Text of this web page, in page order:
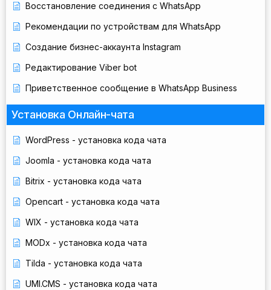
Восстановление соединения с WhatsApp
Рекомендации по устройствам для WhatsApp
Создание бизнес-аккаунта Instagram
Редактирование Viber bot
Приветственное сообщение в WhatsApp Business
Установка Онлайн-чата
WordPress - установка кода чата
Joomla - установка кода чата
Bitrix - установка кода чата
Opencart - установка кода чата
WIX - установка кода чата
MODx - установка кода чата
Tilda - установка кода чата
UMI.CMS - установка кода чата